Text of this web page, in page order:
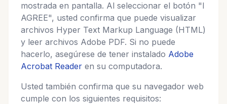
mostrada en pantalla. Al seleccionar el botón "I
AGREE", usted confirma que puede visualizar
archivos Hyper Text Markup Language (HTML)
y leer archivos Adobe PDF. Si no puede
hacerlo, asegúrese de tener instalado Adobe
Acrobat Reader en su computadora.
Usted también confirma que su navegador web
cumple con los siguientes requisitos: